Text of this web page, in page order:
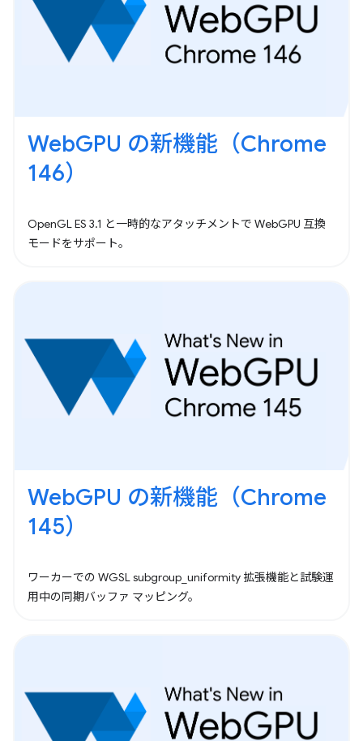
WebGPU の新機能（Chrome
146）
OpenGL ES 3.1 と一時的なアタッチメントで WebGPU 互換
モードをサポート。
WebGPU の新機能（Chrome
145）
ワーカーでの WGSL subgroup_uniformity 拡張機能と試験運
用中の同期バッファ マッピング。